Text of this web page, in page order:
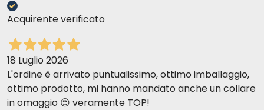
Acquirente verificato
18 Luglio 2026
L'ordine è arrivato puntualissimo, ottimo imballaggio,
ottimo prodotto, mi hanno mandato anche un collare
in omaggio 😍 veramente TOP!